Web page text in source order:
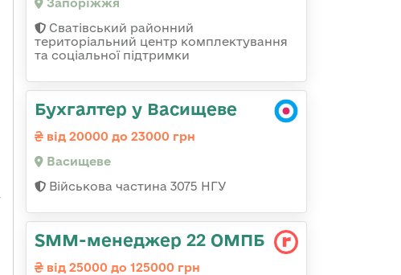
Запоріжжя
Сватівський районний
територіальний центр комплектування
та соціальної підтримки
Бухгалтер у Васищеве
від 20000 до 23000 грн
Васищеве
Військова частина 3075 НГУ
SMM-менеджер 22 ОМПБ
від 25000 до 125000 грн